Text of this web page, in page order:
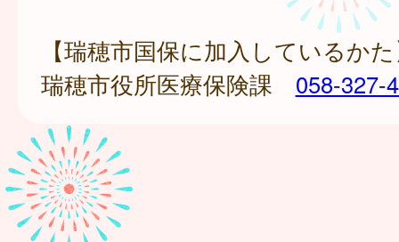
【瑞穂市国保に加入しているか
瑞穂市役所医療保険課 058-327-